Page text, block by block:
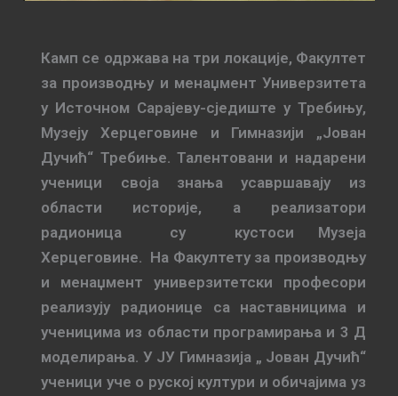
Камп се одржава на три локације, Факултет
за производњу и менаџмент Универзитета
у Источном Сарајеву-сједиште у Требињу,
Музеју Херцеговине и Гимназији „Јован
Дучић“ Требиње. Талентовани и надарени
ученици своја знања усавршавају из
области историје, а реализатори
радионица су кустоси Музеја
Херцеговине. На Факултету за производњу
и менаџмент универзитетски професори
реализују радионице са наставницима и
ученицима из области програмирања и 3 Д
моделирања. У ЈУ Гимназија „ Јован Дучић“
ученици уче о руској култури и обичајима уз